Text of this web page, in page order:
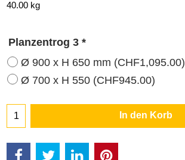
40.00 kg
Planzentrog 3 *
Ø 900 x H 650 mm (CHF1,095.00)
Ø 700 x H 550 (CHF945.00)
In den Korb